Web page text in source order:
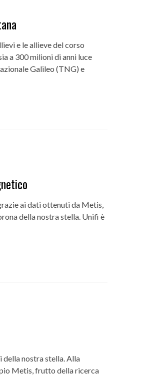
e le allieve del corso
a 300 milioni di anni luce
Galileo (TNG) e
ai dati ottenuti da Metis,
della nostra stella. Unifi è
nostra stella. Alla
Metis, frutto della ricerca